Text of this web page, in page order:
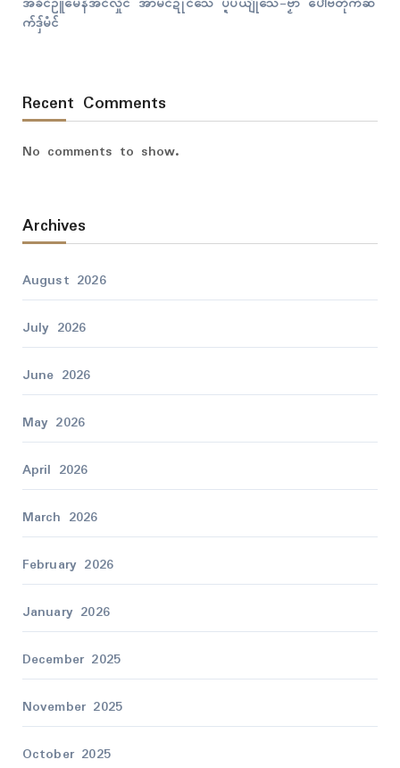
က်ဒှ်မံၚ်
Recent Comments
No comments to show.
Archives
August 2026
July 2026
June 2026
May 2026
April 2026
March 2026
February 2026
January 2026
December 2025
November 2025
October 2025